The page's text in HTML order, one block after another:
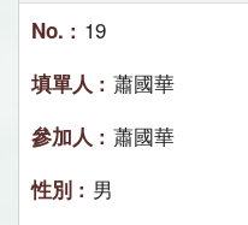
19
蕭國華
蕭國華
男